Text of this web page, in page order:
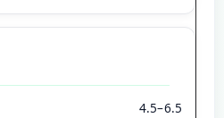
4.5–6.5